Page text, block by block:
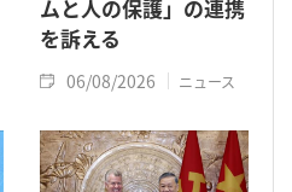
ムと人の保護」の連携
を訴える
06/08/2026 ニュース